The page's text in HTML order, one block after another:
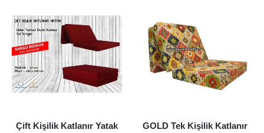
varyasyonu
var.
Seçenekler
ürün
sayfasından
seçilebilir
Çift Kişilik Katlanır Yatak
GOLD Tek Kişilik Katlanır